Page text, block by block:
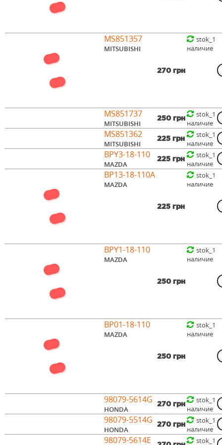
MS851357
MITSUBISHI
270 грн
stok_1
наличие
MS851737
MITSUBISHI
250 грн
stok_1
наличие
MS851362
MITSUBISHI
225 грн
stok_1
наличие
BPY3-18-110
MAZDA
225 грн
stok_1
наличие
BP13-18-110A
MAZDA
225 грн
stok_1
наличие
BPY1-18-110
MAZDA
250 грн
stok_1
наличие
BP01-18-110
MAZDA
250 грн
stok_1
наличие
98079-5614G
HONDA
270 грн
stok_1
наличие
98079-5514G
HONDA
270 грн
stok_1
наличие
98079-5614E
stok_1